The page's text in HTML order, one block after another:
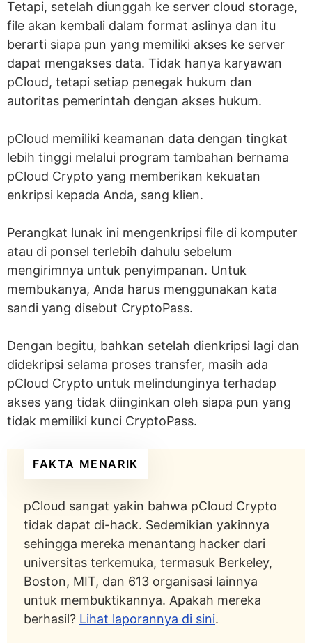
Tetapi, setelah diunggah ke server cloud storage,
file akan kembali dalam format aslinya dan itu
berarti siapa pun yang memiliki akses ke server
dapat mengakses data. Tidak hanya karyawan
pCloud, tetapi setiap penegak hukum dan
autoritas pemerintah dengan akses hukum.
pCloud memiliki keamanan data dengan tingkat
lebih tinggi melalui program tambahan bernama
pCloud Crypto yang memberikan kekuatan
enkripsi kepada Anda, sang klien.
Perangkat lunak ini mengenkripsi file di komputer
atau di ponsel terlebih dahulu sebelum
mengirimnya untuk penyimpanan. Untuk
membukanya, Anda harus menggunakan kata
sandi yang disebut CryptoPass.
Dengan begitu, bahkan setelah dienkripsi lagi dan
didekripsi selama proses transfer, masih ada
pCloud Crypto untuk melindunginya terhadap
akses yang tidak diinginkan oleh siapa pun yang
tidak memiliki kunci CryptoPass.
FAKTA MENARIK
pCloud sangat yakin bahwa pCloud Crypto
tidak dapat di-hack. Sedemikian yakinnya
sehingga mereka menantang hacker dari
universitas terkemuka, termasuk Berkeley,
Boston, MIT, dan 613 organisasi lainnya
untuk membuktikannya. Apakah mereka
berhasil? Lihat laporannya di sini.